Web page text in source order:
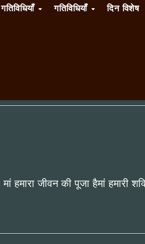
गतिविधियाँ दिन विशेष
हमारा जीवन की पूजा हैमां हमारी